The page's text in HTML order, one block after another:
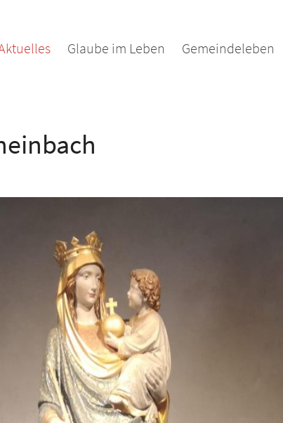
Glaube im Leben Gemeindeleben